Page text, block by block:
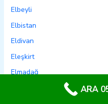
Elbeyli
Elbistan
Eldivan
Eleşkirt
Elmadağ
ARA